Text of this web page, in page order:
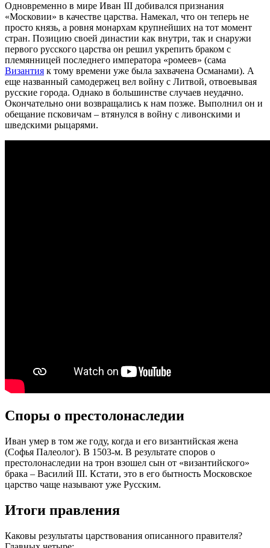
Одновременно в мире Иван III добивался признания
«Московии» в качестве царства. Намекал, что он теперь не
просто князь, а ровня монархам крупнейших на тот момент
стран. Позицию своей династии как внутри, так и снаружи
первого русского царства он решил укрепить браком с
племянницей последнего императора «ромеев» (сама
Византия к тому времени уже была захвачена Османами). А
еще названный самодержец вел войну с Литвой, отвоевывая
русские города. Однако в большинстве случаев неудачно.
Окончательно они возвращались к нам позже. Выполнил он и
обещание псковичам – втянулся в войну с ливонскими и
шведскими рыцарями.
Споры о престолонаследии
Иван умер в том же году, когда и его византийская жена
(Софья Палеолог). В 1503-м. В результате споров о
престолонаследии на трон взошел сын от «византийского»
брака – Василий III. Кстати, это в его бытность Московское
царство чаще называют уже Русским.
Итоги правления
Каковы результаты царствования описанного правителя?